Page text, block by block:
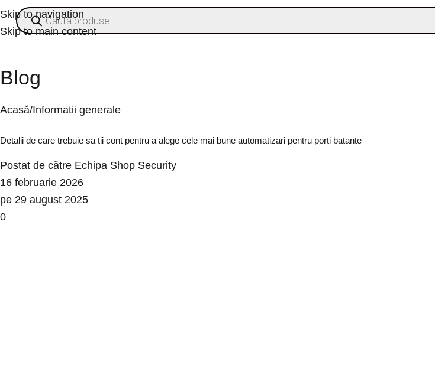
Skip to navigation
Skip to main content
Blog
Acasă Informatii generale
Detalii de care trebuie sa tii cont pentru a alege cele mai bune automatizari pentru porti batante
Postat de către Echipa Shop Security
16 februarie 2026
pe 29 august 2025
0